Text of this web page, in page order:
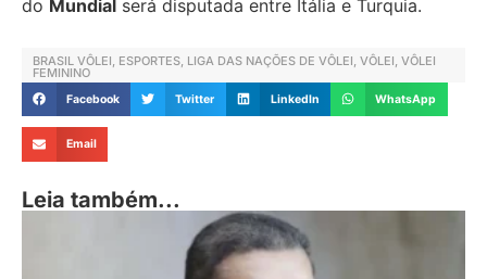
do Mundial será disputada entre Itália e Turquia.
BRASIL VÔLEI ESPORTES LIGA DAS NAÇÕES DE VÔLEI VÔLEI VÔLEI
FEMININO
Facebook Twitter LinkedIn WhatsApp
Email
Leia também...